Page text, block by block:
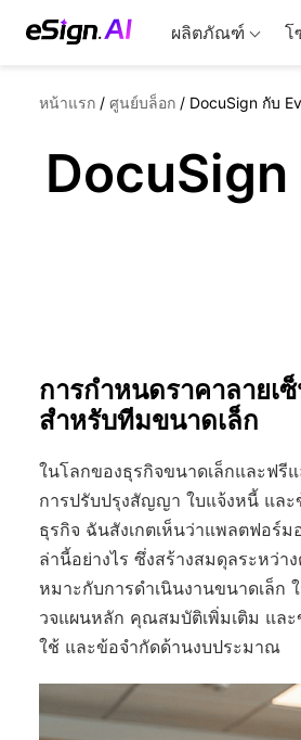
ผลิตภัณฑ์ โ
หน้าแรก / ศูนย์บล็อก / DocuSign กับ
การกำหนดราคาลายเ
สำหรับทีมขนาดเล็ก
ในโลกของธุรกิจขนาดเล็กและฟรี
การปรับปรุงสัญญา ใบแจ้งหนี้ และ
ธุรกิจ ฉันสังเกตเห็นว่าแพลตฟอร์ม
ล่านี้อย่างไร ซึ่งสร้างสมดุลระหว่า
หมาะกับการดำเนินงานขนาดเล็ก
วจแผนหลัก คุณสมบัติเพิ่มเติม แล
ใช้ และข้อจำกัดด้านงบประมาณ